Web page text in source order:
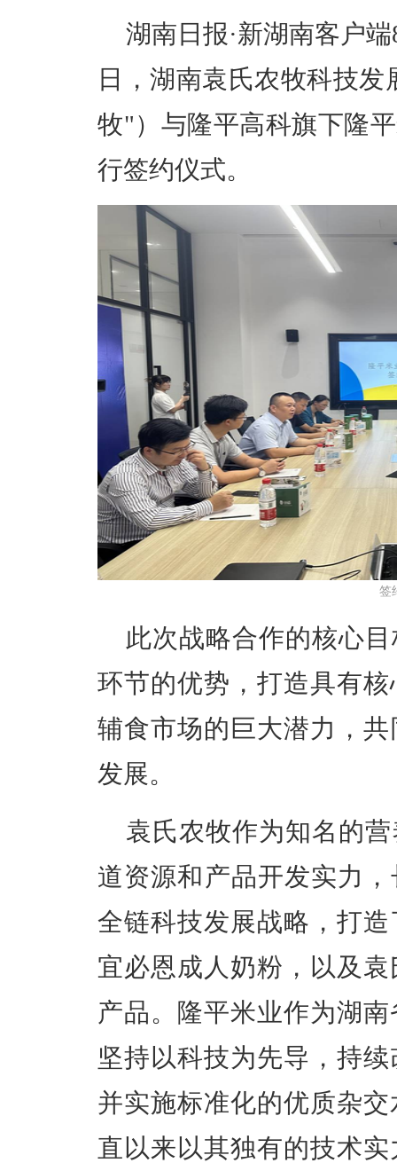
湖南日报·新湖南客户
日，湖南袁氏农牧科技
牧"）与隆平高科旗下隆
行签约仪式。
签
此次战略合作的核心
环节的优势，打造具有
辅食市场的巨大潜力，
发展。
袁氏农牧作为知名的
道资源和产品开发实力
全链科技发展战略，打
宜必恩成人奶粉，以及
产品。隆平米业作为湖
坚持以科技为先导，持
并实施标准化的优质杂
直以来以其独有的技术